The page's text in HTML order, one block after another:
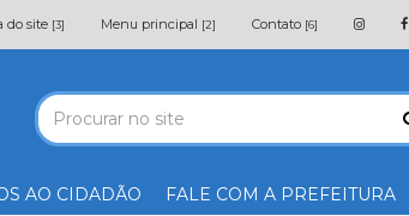
do site [3] Menu principal [2] Contato [6]
AO CIDADÃO FALE COM A PREFEITURA